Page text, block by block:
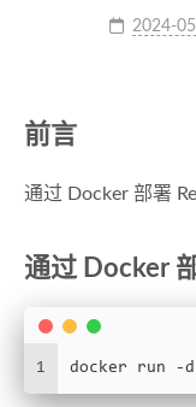
2024-
前言
通过 Docker 部署
通过 Docker
1 docker run -